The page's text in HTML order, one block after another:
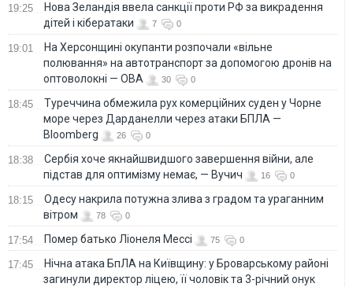
19:25
Нова Зеландія ввела санкції проти РФ за викрадення
дітей і кібератаки
7 0
19:01
На Херсонщині окупанти розпочали «вільне
полювання» на автотранспорт за допомогою дронів на
оптоволокні — ОВА
30 0
18:45
Туреччина обмежила рух комерційних суден у Чорне
море через Дарданелли через атаки БПЛА —
Bloomberg
26 0
18:38
Сербія хоче якнайшвидшого завершення війни, але
підстав для оптимізму немає, — Вучич
16 0
18:15
Одесу накрила потужна злива з градом та ураганним
вітром
78 0
17:54 Помер батько Ліонеля Мессі 75 0
17:45
Нічна атака БпЛА на Київщину: у Броварському районі
загинули директор ліцею, її чоловік та 3-річний онук